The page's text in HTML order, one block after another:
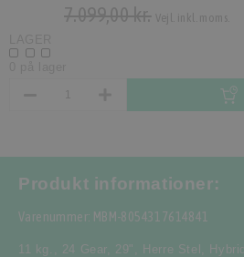
Produkt informationer:
Varenummer: MBM-8054317614841
11 kg. , 24 Gear, 29" , Herre Stel , Hybrid